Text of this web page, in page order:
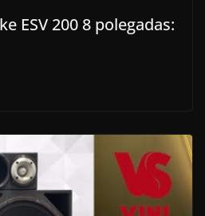
ESV 200 8 polegadas: